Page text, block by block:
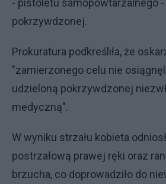
- pistoletu samopowtarzalnego
pokrzywdzonej.
Prokuratura podkreśliła, że
"zamierzonego celu nie
udzieloną pokrzywdzonej
medyczną".
W wyniku strzału kobieta
postrzałową prawej ręki oraz
brzucha, co doprowadziło do